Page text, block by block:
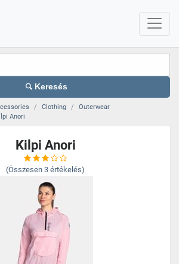
Keresés
Clothing
Outerwear
Anori
Kilpi Anori
(Összesen 3 értékelés)